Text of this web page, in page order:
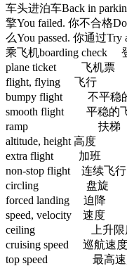
车头进泊车Back in
擎You failed. 你不合格
么You passed. 你通过Try
乘飞机boarding check
plane ticket 飞机票
flight, flying 飞行
bumpy flight 不平稳
smooth flight 平稳的
ramp 扶梯
altitude, height 高度
extra flight 加班
non-stop flight 连续飞行
circling 盘旋
forced landing 迫降
speed, velocity 速度
ceiling 上升限
cruising speed 巡航速度
top speed 最高速